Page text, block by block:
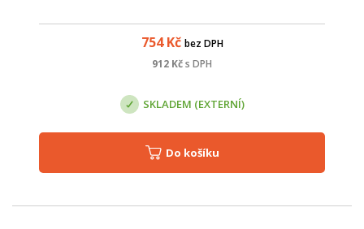
754Kč bez DPH
912 Kčs DPH
SKLADEM (EXTERNÍ)
Do košíku